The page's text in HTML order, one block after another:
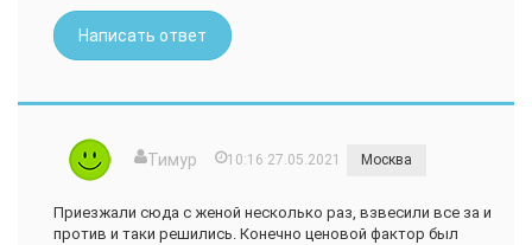
Написать ответ
Тимур 10:16 27.05.2021 Москва
Приезжали сюда с женой несколько раз, взвесили все за и
против и таки решились. Конечно ценовой фактор был